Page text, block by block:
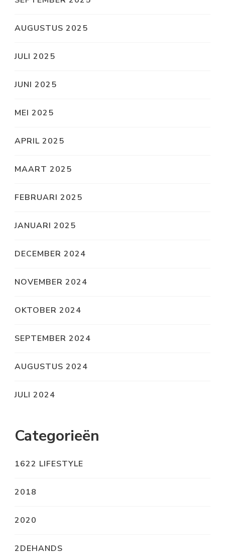
AUGUSTUS 2025
JULI 2025
JUNI 2025
MEI 2025
APRIL 2025
MAART 2025
FEBRUARI 2025
JANUARI 2025
DECEMBER 2024
NOVEMBER 2024
OKTOBER 2024
SEPTEMBER 2024
AUGUSTUS 2024
JULI 2024
Categorieën
1622 LIFESTYLE
2018
2020
2DEHANDS